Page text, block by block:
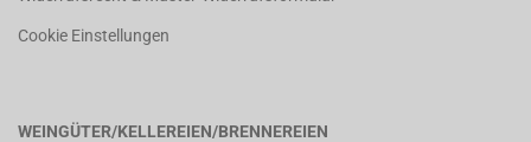
Cookie Einstellungen
WEINGÜTER/KELLEREIEN/BRENNEREIEN